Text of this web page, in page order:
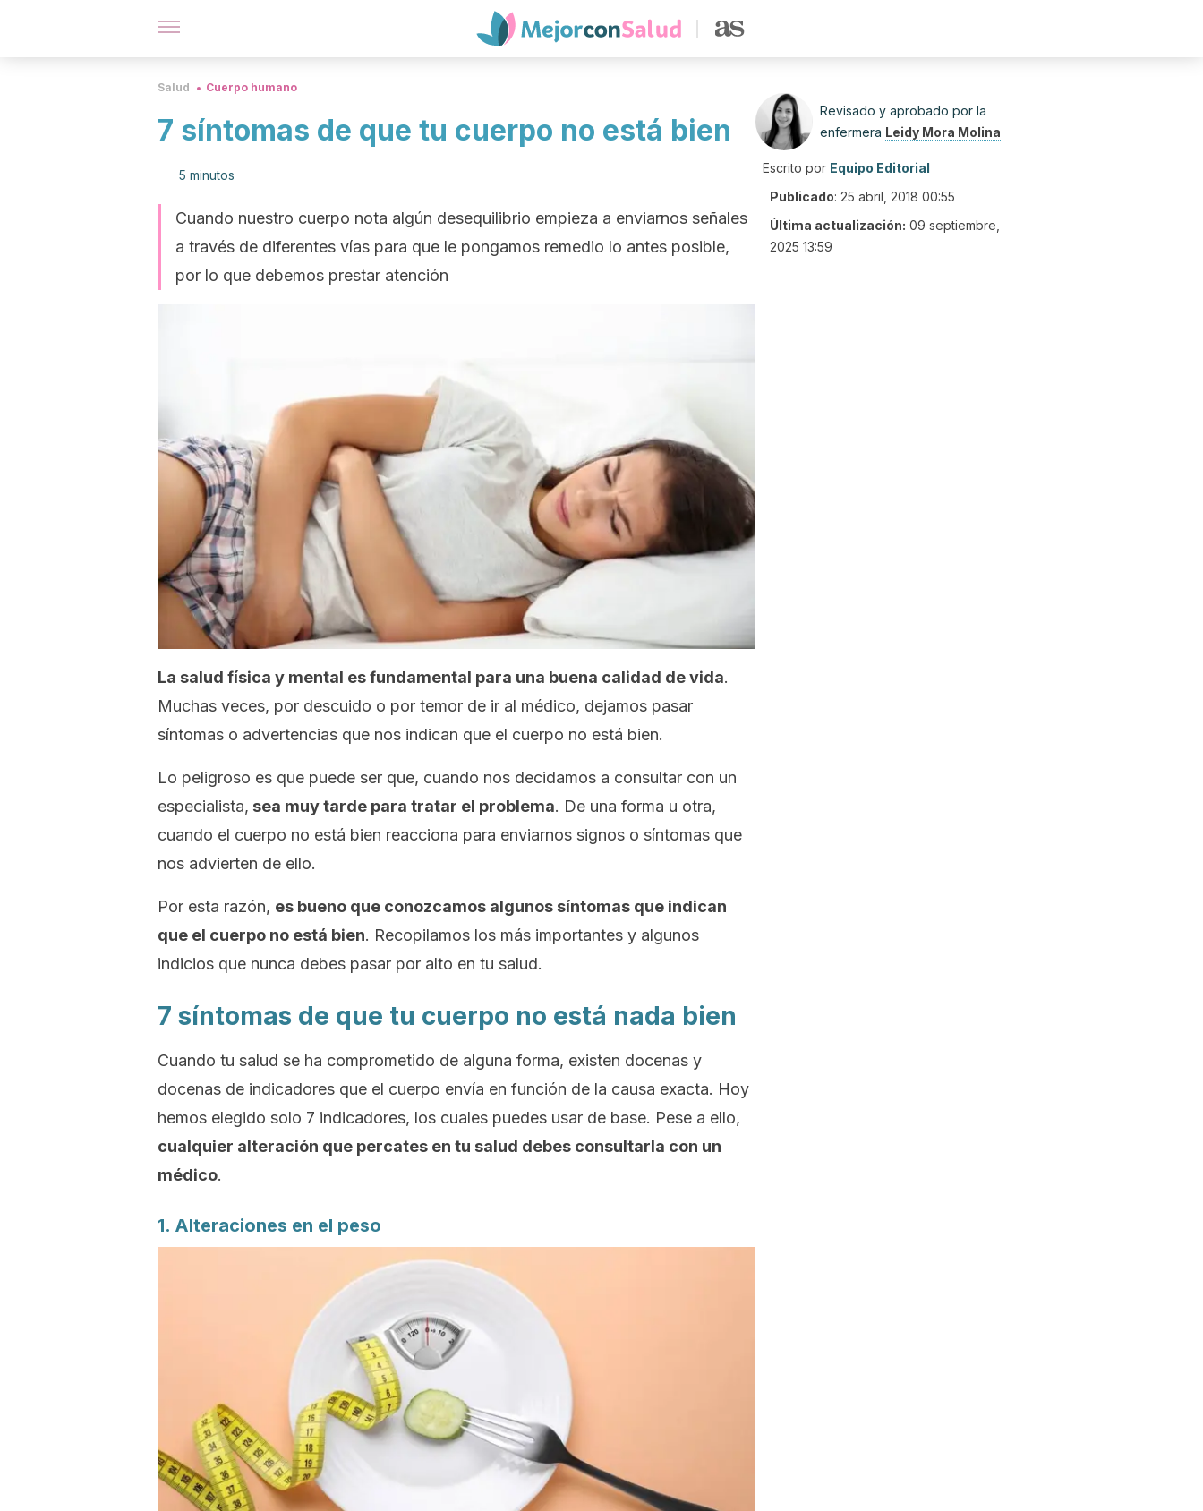
Salud Cuerpo humano
7 síntomas de que tu cuerpo no está bien
5 minutos
Cuando nuestro cuerpo nota algún desequilibrio empieza a enviarnos señales
a través de diferentes vías para que le pongamos remedio lo antes posible,
por lo que debemos prestar atención
La salud física y mental es fundamental para una buena calidad de vida.
Muchas veces, por descuido o por temor de ir al médico, dejamos pasar
síntomas o advertencias que nos indican que el cuerpo no está bien.
Lo peligroso es que puede ser que, cuando nos decidamos a consultar con un
especialista, sea muy tarde para tratar el problema. De una forma u otra,
cuando el cuerpo no está bien reacciona para enviarnos signos o síntomas que
nos advierten de ello.
Por esta razón, es bueno que conozcamos algunos síntomas que indican
que el cuerpo no está bien. Recopilamos los más importantes y algunos
indicios que nunca debes pasar por alto en tu salud.
7 síntomas de que tu cuerpo no está nada bien
Cuando tu salud se ha comprometido de alguna forma, existen docenas y
docenas de indicadores que el cuerpo envía en función de la causa exacta. Hoy
hemos elegido solo 7 indicadores, los cuales puedes usar de base. Pese a ello,
cualquier alteración que percates en tu salud debes consultarla con un
médico.
1. Alteraciones en el peso
Revisado y aprobado por la
enfermera Leidy Mora Molina
Escrito por Equipo Editorial
Publicado: 25 abril, 2018 00:55
Última actualización: 09 septiembre,
2025 13:59